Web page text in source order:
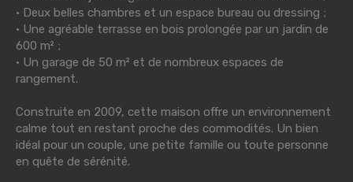
• Deux belles chambres et un espace bureau ou dressing ;
• Une agréable terrasse en bois prolongée par un jardin de
600 m² ;
• Un garage de 50 m² et de nombreux espaces de
rangement.
Construite en 2009, cette maison offre un environnement
calme tout en restant proche des commodités. Un bien
idéal pour un couple, une petite famille ou toute personne
en quête de sérénité.